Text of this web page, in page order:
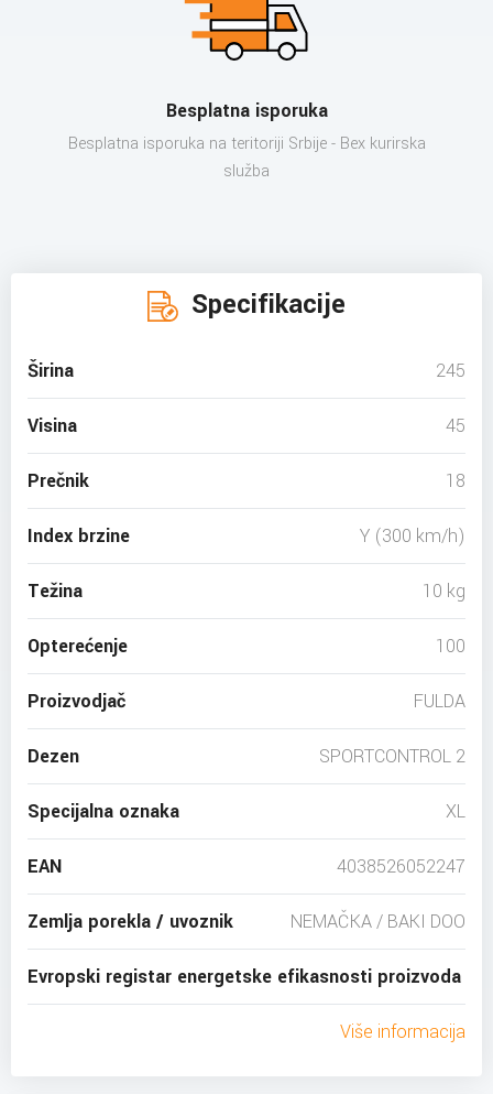
Besplatna isporuka
Besplatna isporuka na teritoriji Srbije - Bex kurirska
služba
Specifikacije
Širina 245
Visina 45
Prečnik 18
Index brzine Y (300 km/h)
Težina 10 kg
Opterećenje 100
Proizvodjač FULDA
Dezen SPORTCONTROL 2
Specijalna oznaka XL
EAN 4038526052247
Zemlja porekla / uvoznik NEMAČKA / BAKI DOO
Evropski registar energetske efikasnosti proizvoda
Više informacija